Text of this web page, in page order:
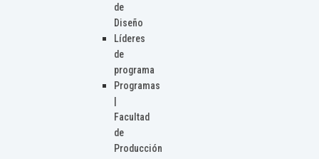
de
Diseño
Líderes
de
programa
Programas
Facultad
de
Producción